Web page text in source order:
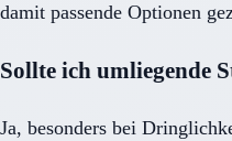
damit passende Optionen
Sollte ich umliegende
Ja, besonders bei